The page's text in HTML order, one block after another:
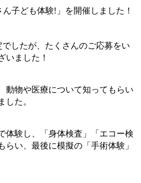
子ども体験!」を開催しました！
したが、たくさんのご応募をい
いました！
動物や医療について知ってもらい
た。
体験し、「身体検査」「エコー検
らい、最後に模擬の「手術体験」